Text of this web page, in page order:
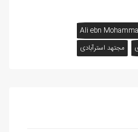
Ali ebn
مجتهد استرآبادی